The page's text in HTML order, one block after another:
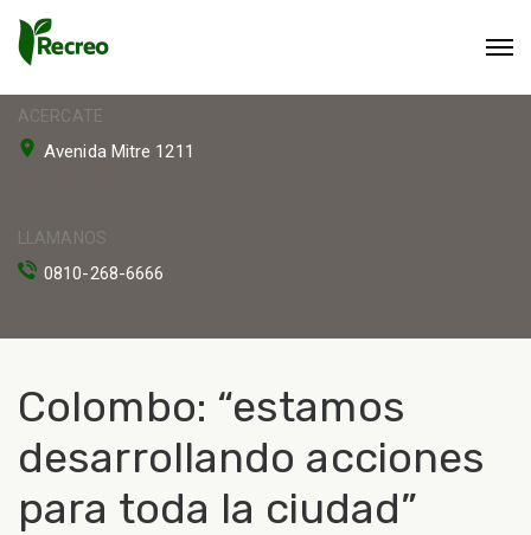
ACERCATE
Avenida Mitre 1211
LLAMANOS
0810-268-6666
Colombo: “estamos
desarrollando acciones
para toda la ciudad”